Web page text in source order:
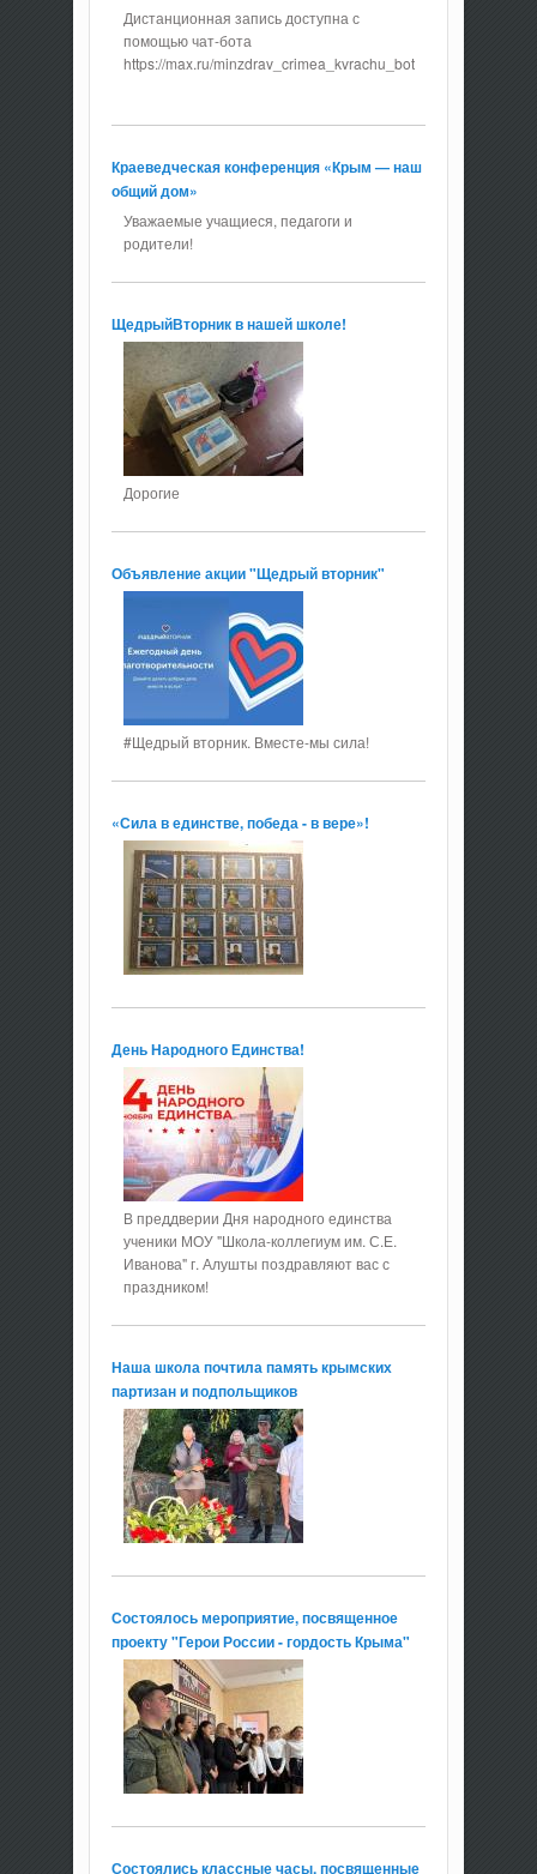
Дистанционная запись доступна с
помощью чат-бота
https://max.ru/minzdrav_crimea_kvrachu_bot
Краеведческая конференция «Крым — наш
общий дом»
Уважаемые учащиеся, педагоги и
родители!
ЩедрыйВторник в нашей школе!
Дорогие
Объявление акции "Щедрый вторник"
#Щедрый вторник. Вместе-мы сила!
«Сила в единстве, победа - в вере»!
День Народного Единства!
В преддверии Дня народного единства
ученики МОУ "Школа-коллегиум им. С.Е.
Иванова" г. Алушты поздравляют вас с
праздником!
Наша школа почтила память крымских
партизан и подпольщиков
Состоялось мероприятие, посвященное
проекту "Герои России - гордость Крыма"
Состоялись классные часы, посвященные